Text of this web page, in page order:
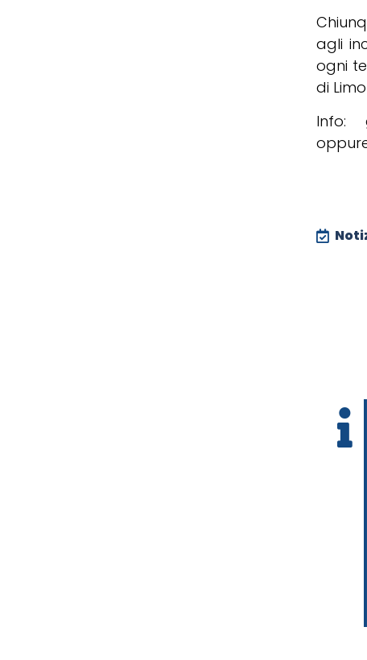
agli
ogni
di
Info: